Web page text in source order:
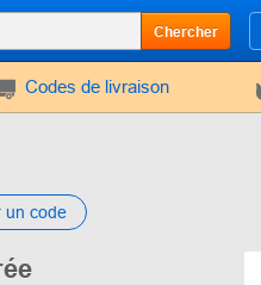
Chercher
Codes de livraison
un code